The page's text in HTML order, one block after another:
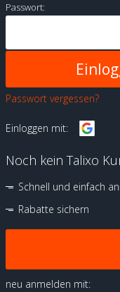
Passwort:
Passwort vergessen?
Einloggen mit:
Noch kein Talixo
Schnell und einfach
Rabatte sichern
neu anmelden mit: